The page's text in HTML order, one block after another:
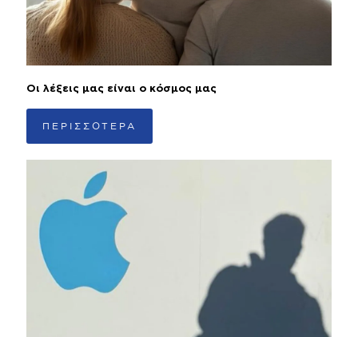
Οι λέξεις μας είναι ο κόσμος μας
ΠΕΡΙΣΣΟΤΕΡΑ